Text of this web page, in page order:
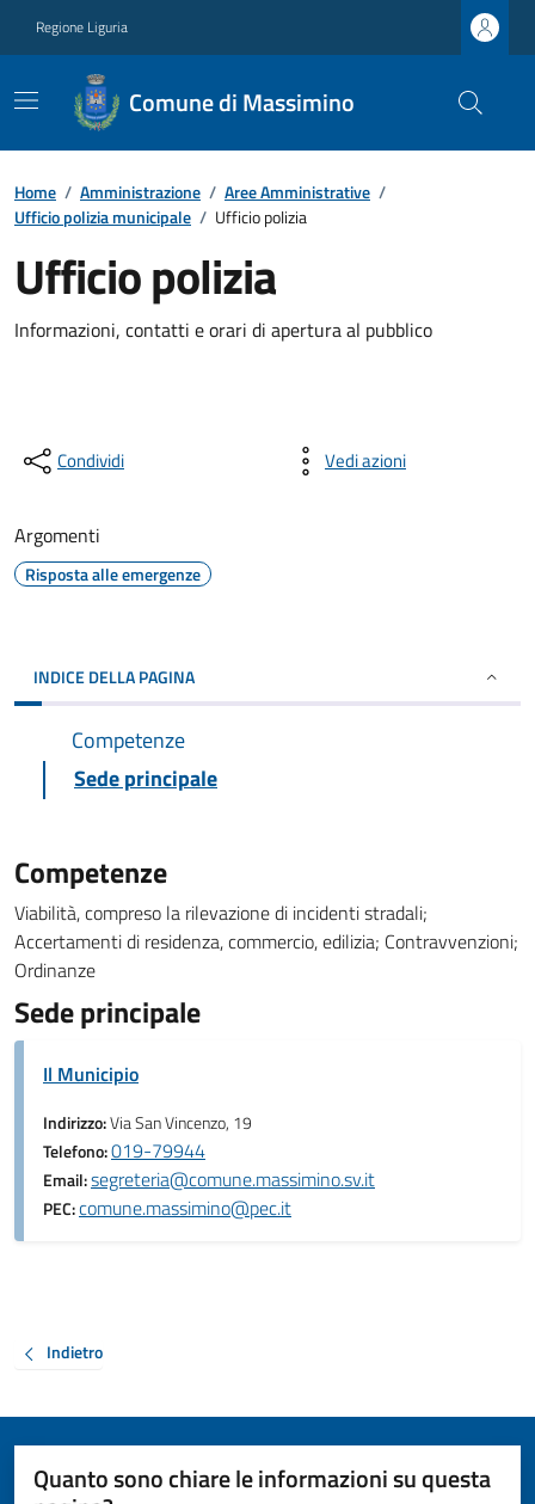
Regione Liguria
Comune di Massimino
Home / Amministrazione / Aree Amministrative /
Ufficio polizia municipale / Ufficio polizia
Ufficio polizia
Informazioni, contatti e orari di apertura al pubblico
Condividi Vedi azioni
Argomenti
Risposta alle emergenze
INDICE DELLA PAGINA
Competenze
Sede principale
Competenze
Viabilità, compreso la rilevazione di incidenti stradali;
Accertamenti di residenza, commercio, edilizia; Contravvenzioni;
Ordinanze
Sede principale
Il Municipio
Indirizzo:Via San Vincenzo, 19
Telefono:019-79944
Email:segreteria@comune.massimino.sv.it
PEC:comune.massimino@pec.it
Indietro
Quanto sono chiare le informazioni su questa